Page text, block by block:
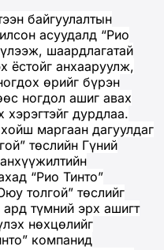
байгуулалтын
асуудалд “Рио
шаардлагатай
ёстойг анхааруулж,
өрийг бүрэн
ногдол ашиг авах
дурдлаа.
маргаан дагуулдаг
төслийн Гүний
“Рио Тинто”
толгой” төслийг
түмний эрх ашигт
нөхцөлийг
компанид